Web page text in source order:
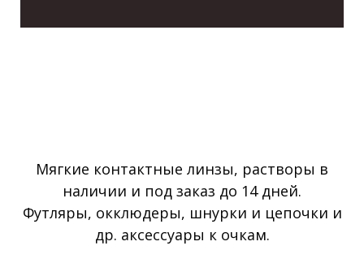
Мягкие контактные линзы, растворы в
наличии и под заказ до 14 дней.
Футляры, окклюдеры, шнурки и цепочки и
др. аксессуары к очкам.